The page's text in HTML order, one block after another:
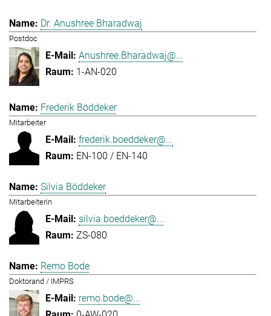
Dr. Anushree Bharadwaj
Postdoc
Anushree.Bharadwaj@...
1-AN-020
Frederik Böddeker
Mitarbeiter
frederik.boeddeker@...
EN-100 / EN-140
Silvia Böddeker
Mitarbeiterin
silvia.boeddeker@...
ZS-080
Remo Bode
Doktorand / IMPRS
remo.bode@...